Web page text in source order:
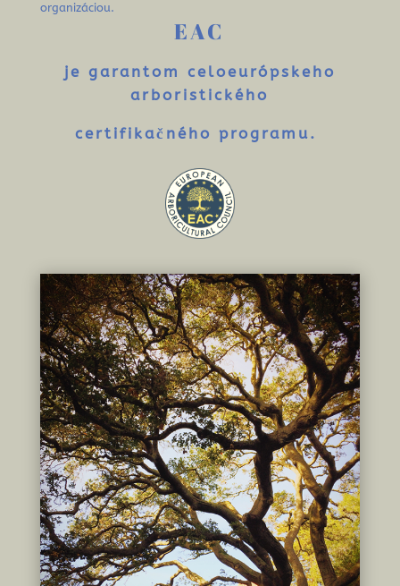
organizáciou.
EAC
je garantom celoeurópskeho
arboristického
certifikačného programu.